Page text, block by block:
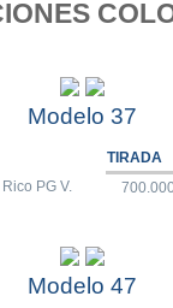
Modelo 37
TIRADA
PG V.
Modelo 47